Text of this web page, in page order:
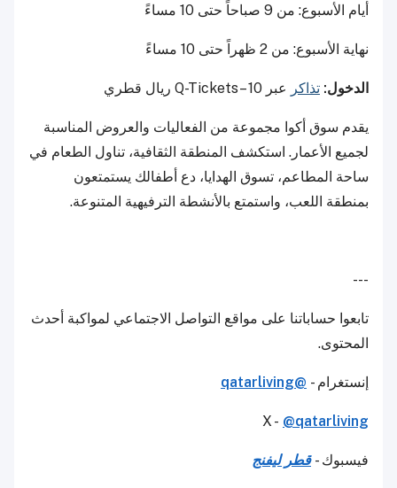
أيام الأسبوع: من 9 صباحاً حتى 10 مساءً
نهاية الأسبوع: من 2 ظهراً حتى 10 مساءً
الدخول: تذاكر عبر Q-Tickets– 10 ريال قطري
يقدم سوق أكوا مجموعة من الفعاليات والعروض المناسبة
لجميع الأعمار. استكشف المنطقة الثقافية، تناول الطعام في
ساحة المطاعم، تسوق الهدايا، دع أطفالك يستمتعون
بمنطقة اللعب، واستمتع بالأنشطة الترفيهية المتنوعة.
---
تابعوا حساباتنا على مواقع التواصل الاجتماعي لمواكبة أحدث
المحتوى.
إنستغرام - @qatarliving
X - @qatarliving
فيسبوك -قطر ليفنج